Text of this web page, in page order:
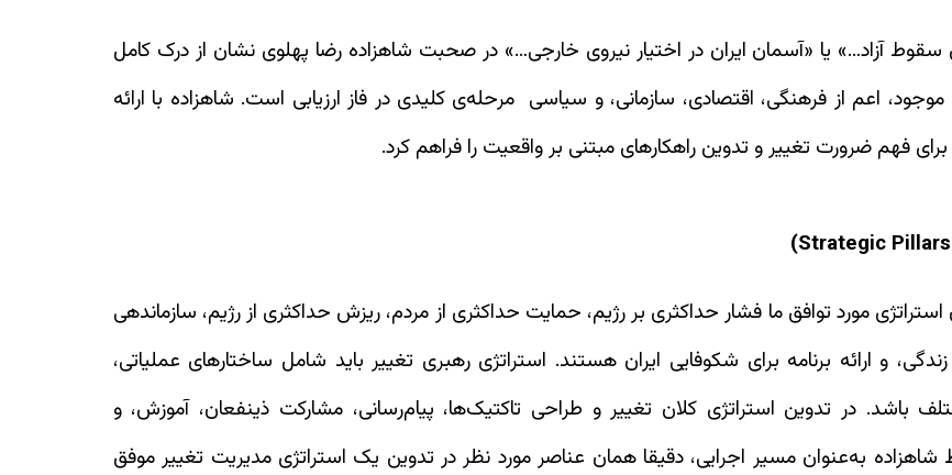
سقوط آزاد…» یا «آسمان ایران در اختیار نیروی خارجی…» در صحبت شاهزاده رضا پهلوی نشان از درک کامل
اعم از فرهنگی، اقتصادی، سازمانی، و سیاسی مرحله‌ی کلیدی در فاز ارزیابی است. شاهزاده با ارائه
فهم ضرورت تغییر و تدوین راهکارهای مبتنی بر واقعیت را فراهم کرد.
مورد توافق ما فشار حداکثری بر رژیم، حمایت حداکثری از مردم، ریزش حداکثری از رژیم، سازماندهی
و ارائه برنامه برای شکوفایی ایران هستند. استراتژی رهبری تغییر باید شامل ساختارهای عملیاتی،
در تدوین استراتژی کلان تغییر و طراحی تاکتیک‌ها، پیام‌رسانی، مشارکت ذینفعان، آموزش، و
به‌عنوان مسیر اجرایی، دقیقا همان عناصر مورد نظر در تدوین یک استراتژی مدیریت تغییر موفق